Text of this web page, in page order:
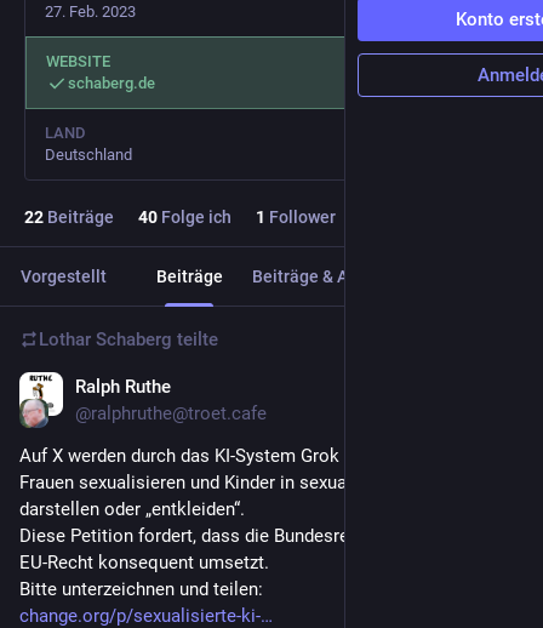
27. Feb. 2023
WEBSITE
schaberg.de
LAND
Deutschland
22 Beiträge 40 Folge ich 1 Follower
Vorgestellt Beiträge Beiträge & Antworten
Lothar Schaberg teilte
Ralph Ruthe
@ralphruthe@troet.cafe
Auf X werden durch das KI-System Grok Bilder erzeugt, die
Frauen sexualisieren und Kinder in sexualisierter Weise
darstellen oder „entkleiden“.
Diese Petition fordert, dass die Bundesregierung geltendes
EU-Recht konsequent umsetzt.
Bitte unterzeichnen und teilen:
change.org/p/sexualisierte-ki-
Konto